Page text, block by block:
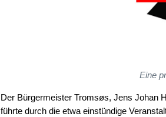
Eine
Der Bürgermeister Tromsøs, Jens Johan
führte durch die etwa einstündige